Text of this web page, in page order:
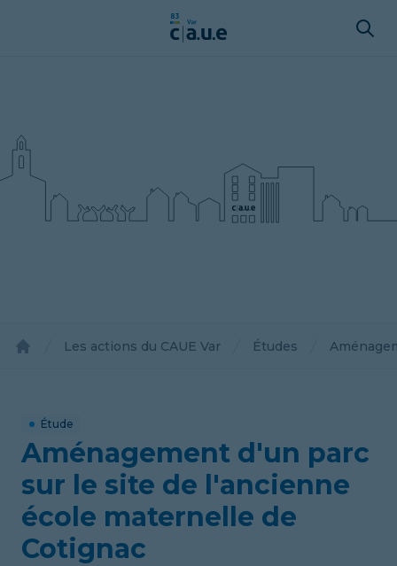
Les actions du CAUE Var Études
Étude
Aménagement d'un parc
sur le site de l'ancienne
école maternelle de
Cotignac